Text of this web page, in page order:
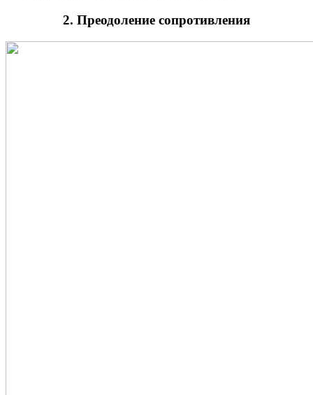
2. Преодоление сопротивления